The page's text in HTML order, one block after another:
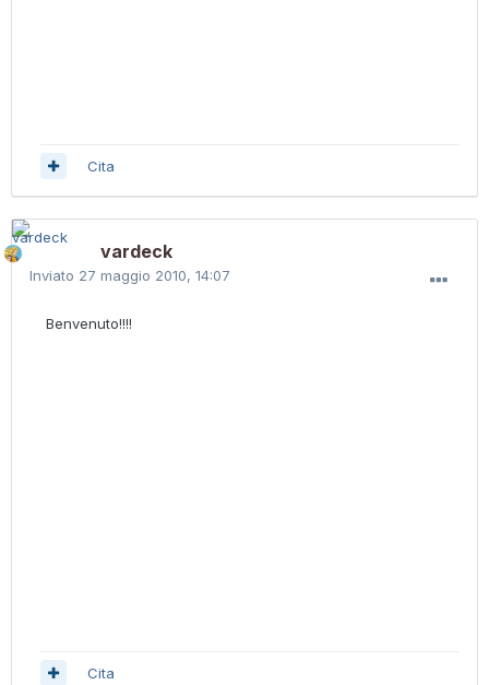
Cita
vardeck
Inviato 27 maggio 2010, 14:07
Benvenuto!!!!
Cita